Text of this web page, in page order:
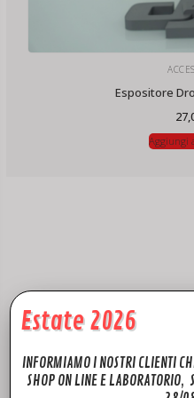
Espositore
Aggiungi
Estate 2026
INFORMIAMO I NOSTRI CLIENTI
SHOP ON LINE E